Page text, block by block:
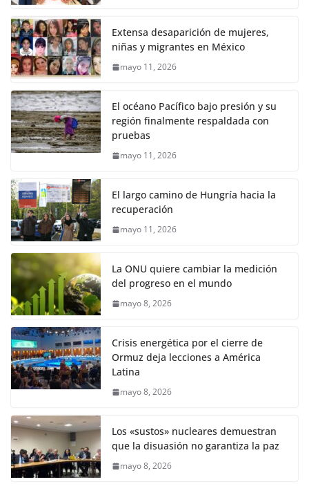
Extensa desaparición de mujeres,
niñas y migrantes en México
mayo 11, 2026
El océano Pacífico bajo presión y su
región finalmente respaldada con
pruebas
mayo 11, 2026
El largo camino de Hungría hacia la
recuperación
mayo 11, 2026
La ONU quiere cambiar la medición
del progreso en el mundo
mayo 8, 2026
Crisis energética por el cierre de
Ormuz deja lecciones a América
Latina
mayo 8, 2026
Los «sustos» nucleares demuestran
que la disuasión no garantiza la paz
mayo 8, 2026